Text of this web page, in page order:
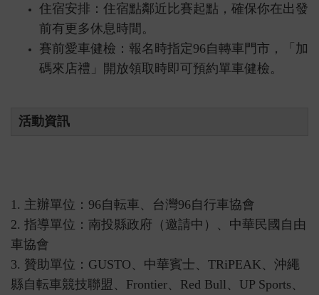
住宿安排：住宿點鄰近比賽起點，確保你在出發
前有更多休息時間。
賽前愛車健檢：報名時指定96自轉車門市，「加
碼來店禮」開放領取時即可預約單車健檢。
活動資訊
1. 主辦單位：96自転車、台灣96自行車協會
2. 指導單位：南投縣政府（邀請中）、中華民國自由
車協會
3. 贊助單位： GUSTO、中華賓士、TRiPEAK、沖繩
縣自転車競技聯盟、Frontier、Red Bull、UP Sports、